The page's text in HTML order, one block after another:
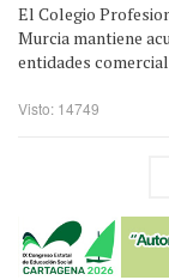
El Colegio
Murcia mantiene
entidades
Visto: 14749